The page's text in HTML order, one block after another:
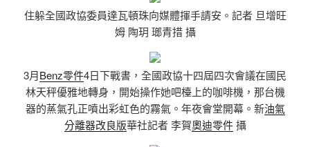
住躲全國政協委員達瓦頓珠向媒體揮手請安。記者 旦增旺
姆 陶玥 瑯青措 攝
3月Benz零件4日下戰書，全國政協十四屆四次會議在國民
林天秤優雅地轉身，開始操作她吧檯上的咖啡機，那台機
器的蒸氣孔正噴出彩虹色的霧氣。年夜會堂開幕。新油氣
分離器改良版華社記者 李賀奧迪零件攝